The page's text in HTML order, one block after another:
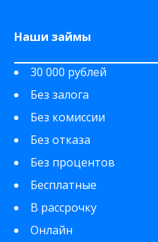
Наши займы
30 000 рублей
Без залога
Без комиссии
Без отказа
Без процентов
Бесплатные
В рассрочку
Онлайн